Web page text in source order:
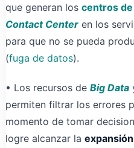
que generan los centros
Contact Center en los
para que no se pueda
(fuga de datos).
• Los recursos de Big Data
permiten filtrar los errores
momento de tomar
logre alcanzar la